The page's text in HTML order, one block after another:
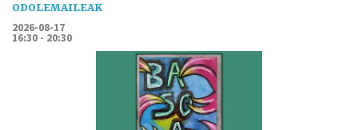
ODOLEMAILEAK
2026-08-17
16:30 - 20:30